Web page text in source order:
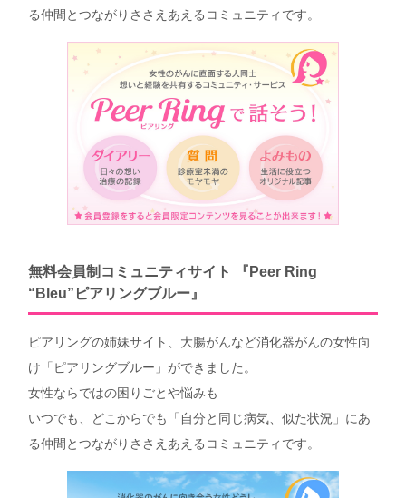
る仲間とつながりささえあえるコミュニティです。
無料会員制コミュニティサイト 『Peer Ring
“Bleu”ピアリングブルー』
ピアリングの姉妹サイト、大腸がんなど消化器がんの女性向
け「ピアリングブルー」ができました。
女性ならではの困りごとや悩みも
いつでも、どこからでも「自分と同じ病気、似た状況」にあ
る仲間とつながりささえあえるコミュニティです。